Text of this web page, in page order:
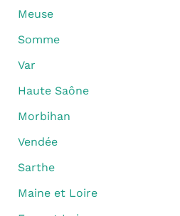
Meuse
Somme
Var
Haute Saône
Morbihan
Vendée
Sarthe
Maine et Loire